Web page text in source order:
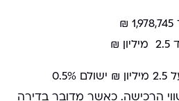
הרכישה. כאשר מדובר בדירה